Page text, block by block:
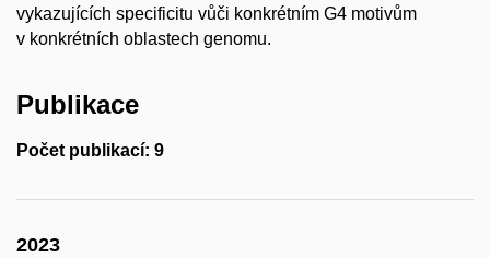
vykazujících specificitu vůči konkrétním G4 motivům
v konkrétních oblastech genomu.
Publikace
Počet publikací: 9
2023